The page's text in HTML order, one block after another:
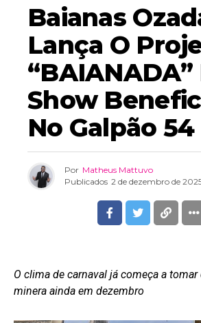
Baianas
Lança O
“BAIANADA”
Show
No Galpão 54
Por Matheus Mattuvo
Publicados 2 de dezembro de
O clima de carnaval já começa a
minera ainda em dezembro